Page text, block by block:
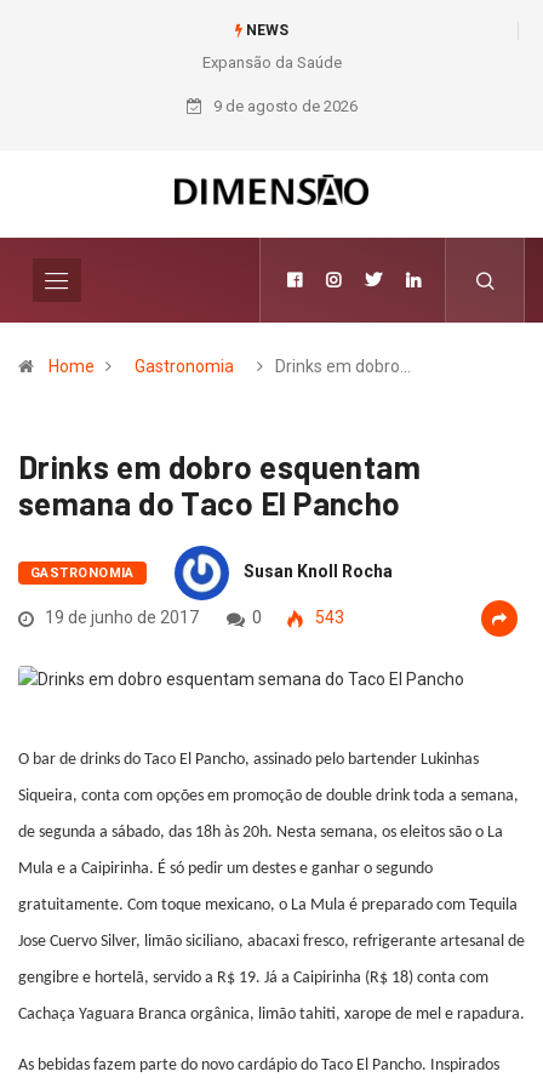
NEWS
Expansão da Saúde Nichele completa
50 anos com 14
varejistas de
9 de agosto de 2026
Home Gastronomia Drinks em dobro…
Drinks em dobro esquentam
semana do Taco El Pancho
GASTRONOMIA Susan Knoll Rocha
19 de junho de 2017 0 543
O bar de drinks do Taco El Pancho, assinado pelo bartender Lukinhas
Siqueira, conta com opções em promoção de double drink toda a semana,
de segunda a sábado, das 18h às 20h. Nesta semana, os eleitos são o La
Mula e a Caipirinha. É só pedir um destes e ganhar o segundo
gratuitamente. Com toque mexicano, o La Mula é preparado com Tequila
Jose Cuervo Silver, limão siciliano, abacaxi fresco, refrigerante artesanal de
gengibre e hortelã, servido a R$ 19. Já a Caipirinha (R$ 18) conta com
Cachaça Yaguara Branca orgânica, limão tahiti, xarope de mel e rapadura.
As bebidas fazem parte do novo cardápio do Taco El Pancho. Inspirados